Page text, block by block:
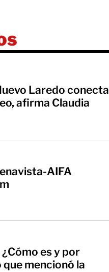
Laredo conecta
afirma Claudia
AIFA
es y por
mencionó la